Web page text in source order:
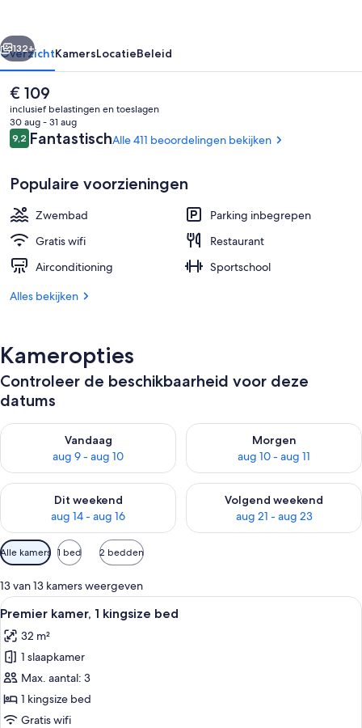
Resort
Uitzicht vanuit accommodatie
Volgende
132+
OverzichtKamersLocatieBeleid
De
huidige
prijs
is
€ 109
€ 109
inclusief belastingen en toeslagen
30 aug - 31 aug
Beoordelingen
9,29,2 op 10 –
FantastischAlle 411 beoordelingen bekijken
Populaire voorzieningen
Zwembad
Parking inbegrepen
Gratis wifi
Restaurant
Airconditioning
Sportschool
Alles bekijken
Kameropties
Controleer de beschikbaarheid voor deze
datums
Vandaag
aug 9 - aug 10
De beschikbaarheid controleren voor vanavond aug 9 - aug
Morgen
aug 10 - aug 11
De beschikbaarheid
Dit weekend
aug 14 - aug 16
De beschikbaarheid controleren voor dit weekend aug 14 -
Volgend weekend
aug 21 - aug 23
De beschikbaarheid
Beschikbare
filters
voor
kamers
Alle kamers 1 bed 2 bedden
13 van 13 kamers weergeven
Alle
foto's
voor
Premier
kamer,
1
kingsize
Een hotelkamer met een bed, een
7
Premier kamer, 1 kingsize bed
32 m²
1 slaapkamer
Max. aantal: 3
1 kingsize bed
Gratis wifi